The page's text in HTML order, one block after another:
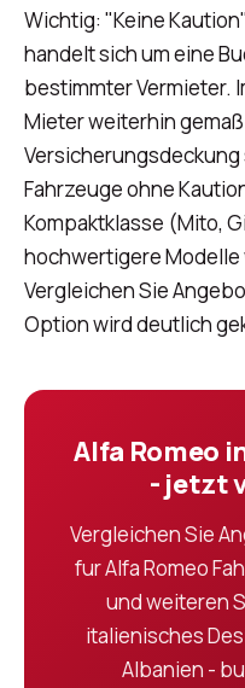
Wichtig: "Keine
handelt sich um eine
bestimmter Vermieter.
Mieter weiterhin
Versicherungsdeckung
Fahrzeuge ohne
Kompaktklasse (Mito,
hochwertigere Modelle
Vergleichen Sie
Option wird deutlich
Alfa Romeo
- jetzt
Vergleichen Sie
fur Alfa Romeo
und weiteren
italienisches
Albanien -